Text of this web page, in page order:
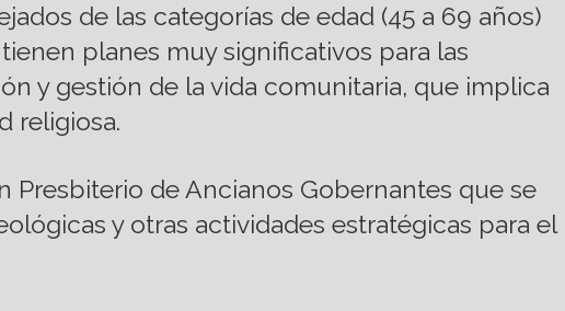
de las categorías de edad (45 a 69 años)
planes muy significativos para las
y gestión de la vida comunitaria, que implica
religiosa.
Presbiterio de Ancianos Gobernantes que se
y otras actividades estratégicas para el